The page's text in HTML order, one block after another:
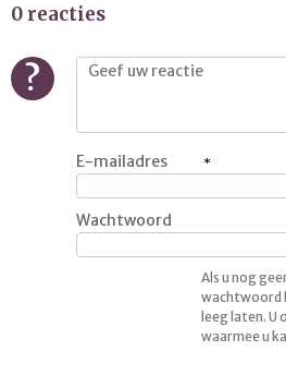
0 reacties
?
E-mailadres
Wachtwoord
Als u nog
wachtwoord
leeg laten. U
waarmee u